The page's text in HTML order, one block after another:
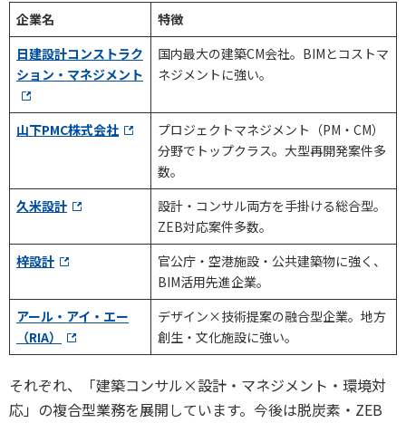
企業名
特徴
日建設計コンストラク
ション・マネジメント
国内最大の建築CM会社。BIMとコストマ
ネジメントに強い。
山下PMC株式会社
プロジェクトマネジメント（PM・CM）
分野でトップクラス。大型再開発案件多
数。
久米設計
設計・コンサル両方を手掛ける総合型。
ZEB対応案件多数。
梓設計
官公庁・空港施設・公共建築物に強く、
BIM活用先進企業。
アール・アイ・エー
（RIA）
デザイン×技術提案の融合型企業。地方
創生・文化施設に強い。
それぞれ、「建築コンサル×設計・マネジメント・環境対
応」の複合型業務を展開しています。今後は脱炭素・ZEB